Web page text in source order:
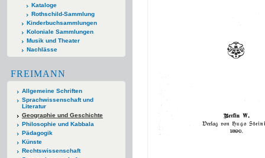
Kataloge
Rothschild-Sammlung
Kinderbuchsammlungen
Koloniale Sammlungen
Musik und Theater
Nachlässe
FREIMANN
Allgemeine Schriften
Sprachwissenschaft und
Literatur
Geographie und Geschichte
Philosophie und Kabbala
Pädagogik
Künste
Rechtswissenschaft